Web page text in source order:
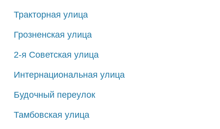
Тракторная улица
Грозненская улица
2-я Советская улица
Интернациональная улица
Будочный переулок
Тамбовская улица